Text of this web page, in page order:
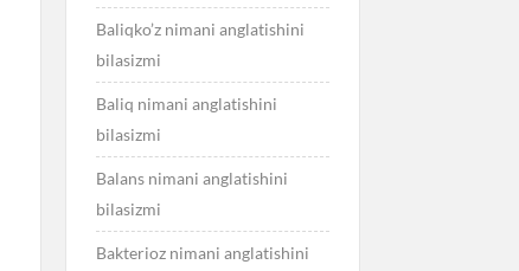
Baliqko’z nimani anglatishini
bilasizmi
Baliq nimani anglatishini
bilasizmi
Balans nimani anglatishini
bilasizmi
Bakterioz nimani anglatishini